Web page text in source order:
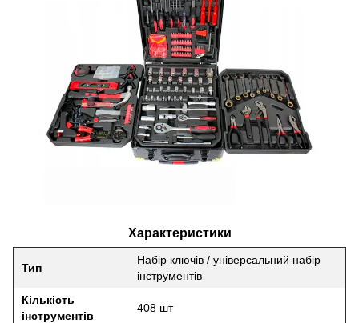
Характеристики
Тип
Набір ключів / універсальний набір
інструментів
Кількість
інструментів
408 шт